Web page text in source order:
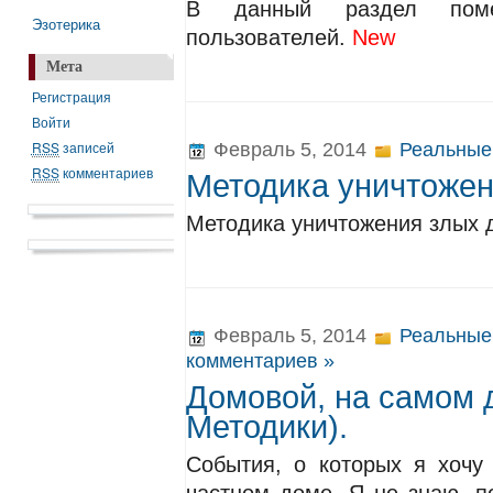
Эзотерика
Мета
Регистрация
Войти
RSSзаписей
RSSкомментариев
В данный раздел
пользователей. New
Февраль 5, 2014
Методика
Методика уничтожения злых
Февраль 5, 2014
комментариев »
Домовой, на самом
Методики).
События, о которых я хочу